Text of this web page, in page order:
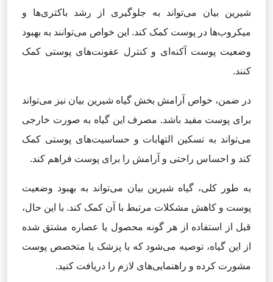
شیرین بیان می‌تواند به جلوگیری از رشد باکتری‌ها و
میکروب‌ها در پوست کمک کند. این خواص می‌توانند به بهبود
وضعیت پوست آکنه‌ای و کنترل عفونت‌های پوستی کمک
کنند.
در ضمن، خواص آرامش بخش گیاه شیرین بیان نیز می‌تواند
برای پوست مفید باشد. مصرف این گیاه به صورت خارجی
می‌تواند به تسکین التهابات و حساسیت‌های پوستی کمک
کند و احساس راحتی و آرامش را برای پوست فراهم کند.
به طور کلی، گیاه شیرین بیان می‌تواند به بهبود وضعیت
پوست و کاهش مشکلات مرتبط با آن کمک کند. با این حال،
قبل از استفاده از هر گونه محصول یا عصاره مشتق شده
از این گیاه، توصیه می‌شود که با پزشک یا متخصص پوست
مشورت کرده و راهنمایی‌های لازم را دریافت کنید.